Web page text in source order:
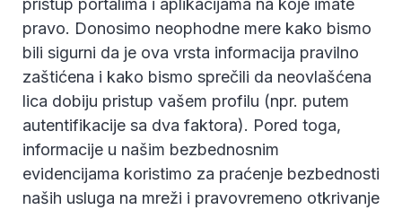
pristup portalima i aplikacijama na koje imate
pravo. Donosimo neophodne mere kako bismo
bili sigurni da je ova vrsta informacija pravilno
zaštićena i kako bismo sprečili da neovlašćena
lica dobiju pristup vašem profilu (npr. putem
autentifikacije sa dva faktora). Pored toga,
informacije u našim bezbednosnim
evidencijama koristimo za praćenje bezbednosti
naših usluga na mreži i pravovremeno otkrivanje